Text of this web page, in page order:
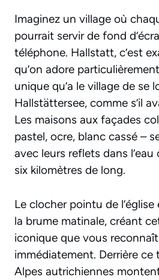
Imaginez un village où
pourrait servir de fond
téléphone. Hallstatt, c’est
qu’on adore
unique qu’a le village de se
Hallstättersee, comme s’il
Les maisons aux façades
pastel, ocre, blanc cassé –
avec leurs reflets dans
six kilomètres de long.
Le clocher pointu de
la brume matinale, créant
iconique que vous
immédiatement. Derrière ce
Alpes autrichiennes